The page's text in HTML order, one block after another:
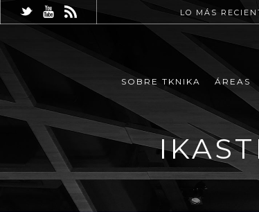
LO MÁS
SOBRE TKNIKA ÁREAS